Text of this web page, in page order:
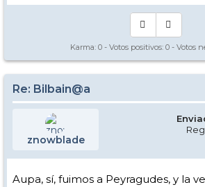
Karma: 0 - Votos positivos: 0 - Votos
Re: Bilbain@a
znowblade
Aupa, sí, fuimos a Peyragudes, y la